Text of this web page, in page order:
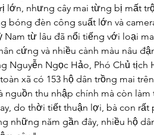
lớn, nhưng cây mai từng bị mất
bóng đèn công suất lớn và
Nam từ lâu đã nổi tiếng với loại
cứng và nhiều cành màu nâu
Nguyễn Ngọc Hảo, Phó Chủ tịch
xã có 153 hộ dân trồng mai
nguồn thu nhập chính mà còn
do thời tiết thuận lợi, bà con
những năm gần đây, nhiều hộ